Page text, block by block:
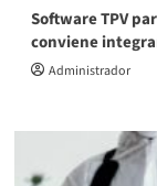
Software TPV
conviene
Administrador